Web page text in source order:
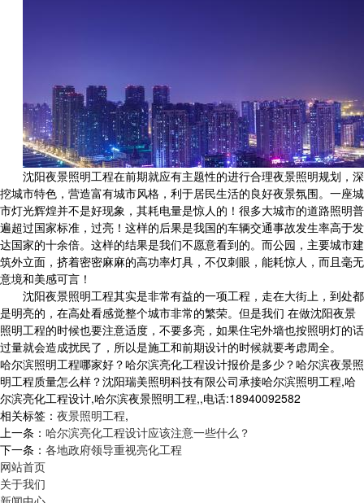
沈阳夜景照明工程在前期就应有主题性的进行合理夜景照明规划，深
挖城市特色，营造富有城市风格，利于居民生活的良好夜景氛围。一座城
市灯光辉煌并不是好现象，其耗电量是惊人的！很多大城市的道路照明普
遍超过国家标准，过亮！这样的后果是我国的车辆交通事故发生率高于发
达国家的十余倍。这样的结果是我们不愿意看到的。而公园，主要城市建
筑外立面，挤着密密麻麻的高功率灯具，不仅刺眼，能耗惊人，而且毫无
意境和美感可言！
沈阳夜景照明工程其实是非常有益的一项工程，走在大街上，到处都
是明亮的，在高处看感觉整个城市非常的繁荣。但是我们 在做沈阳夜景
照明工程的时候也要注意适度，不要多亮，如果住宅外墙也按照明灯的话
过量就会造成扰民了，所以是施工和前期设计的时候就要考虑周全。
哈尔滨照明工程哪家好？哈尔滨亮化工程设计报价是多少？哈尔滨夜景照
明工程质量怎么样？沈阳瑞美照明科技有限公司承接哈尔滨照明工程,哈
尔滨亮化工程设计,哈尔滨夜景照明工程,,电话:18940092582
相关标签： 夜景照明工程,
上一条： 哈尔滨亮化工程设计应该注意一些什么？
下一条： 各地政府领导重视亮化工程
网站首页
关于我们